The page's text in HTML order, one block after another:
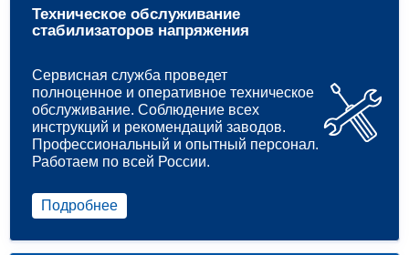
Техническое обслуживание
стабилизаторов напряжения
Сервисная служба проведет
полноценное и оперативное техническое
обслуживание. Соблюдение всех
инструкций и рекомендаций заводов.
Профессиональный и опытный персонал.
Работаем по всей России.
Подробнее